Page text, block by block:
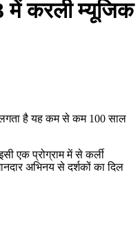
में करली म्यूजिक
है यह कम से कम 100 साल
एक प्रोग्राम में से कर्ली
अभिनय से दर्शकों का दिल